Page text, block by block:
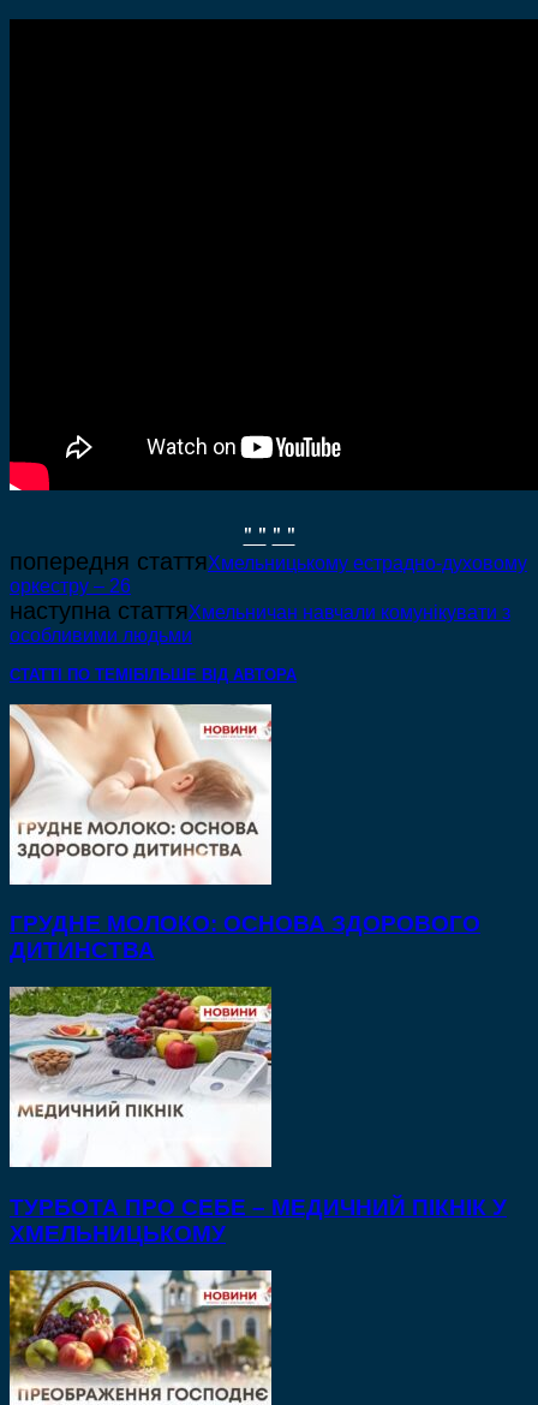
" " " "
попередня статтяХмельницькому естрадно-духовому
оркестру – 26
наступна статтяХмельничан навчали комунікувати з
особливими людьми
СТАТТІ ПО ТЕМІ БІЛЬШЕ ВІД АВТОРА
ГРУДНЕ МОЛОКО: ОСНОВА ЗДОРОВОГО
ДИТИНСТВА
ТУРБОТА ПРО СЕБЕ – МЕДИЧНИЙ ПІКНІК У
ХМЕЛЬНИЦЬКОМУ